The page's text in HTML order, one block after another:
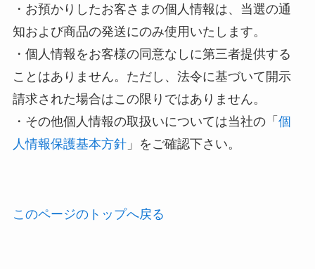
・お預かりしたお客さまの個人情報は、当選の通
知および商品の発送にのみ使用いたします。
・個人情報をお客様の同意なしに第三者提供する
ことはありません。ただし、法令に基づいて開示
請求された場合はこの限りではありません。
・その他個人情報の取扱いについては当社の「 個
人情報保護基本方針」をご確認下さい。
このページのトップへ戻る